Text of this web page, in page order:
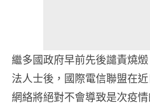
繼多國政府早前先後譴責燒
法人士後，國際電信聯盟在
網絡將絕對不會導致是次疫